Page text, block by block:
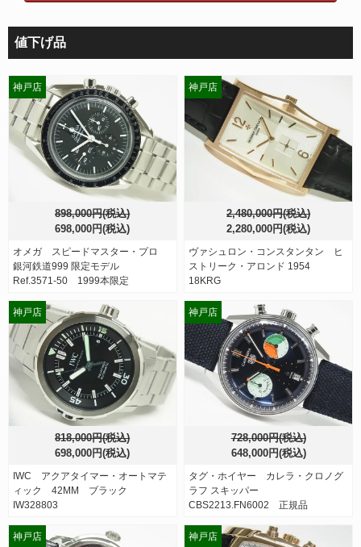
値下げ品
898,000円(税込)
698,000円(税込)
オメガ スピードマスター・プロ
銀河鉄道999 限定モデル
Ref.3571-50 1999本限定
神戸店
2,480,000円(税込)
2,280,000円(税込)
ヴァシュロン・コンスタンタン ヒ
ストリーク・アロンド 1954
18KRG
神戸店
818,000円(税込)
698,000円(税込)
IWC アクアタイマー・オートマテ
ィック 42MM ブラック
IW328803
神戸店
728,000円(税込)
648,000円(税込)
タグ・ホイヤー カレラ・クロノグ
ラフ スキッパー
CBS2213.FN6002 正規品
神戸店
神戸店 神戸店